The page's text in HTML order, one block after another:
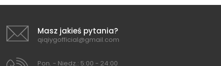
Masz jakieś pytania?
qiqiygofficial@gmail.com
Pon. - Niedz.: 5:00 - 24:00